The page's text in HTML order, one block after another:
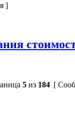
]
5 из 184 [